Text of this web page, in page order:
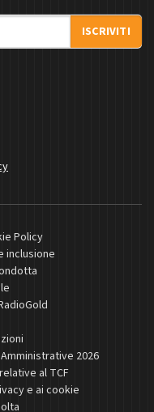
ISCRIVITI
Policy
inclusione
2026
al TCF
e ai cookie